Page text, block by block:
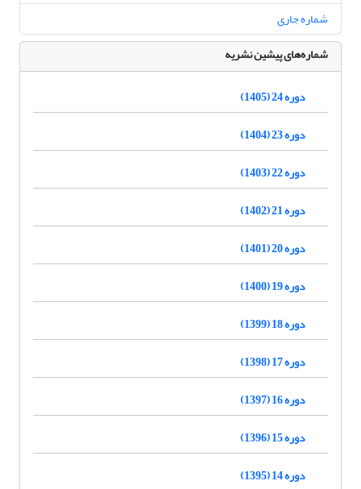
شماره جاری
شماره‌های پیشین نشریه
دوره 24 (1405)
دوره 23 (1404)
دوره 22 (1403)
دوره 21 (1402)
دوره 20 (1401)
دوره 19 (1400)
دوره 18 (1399)
دوره 17 (1398)
دوره 16 (1397)
دوره 15 (1396)
دوره 14 (1395)